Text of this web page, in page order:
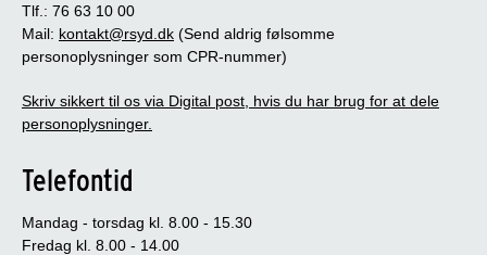
Tlf.: 76 63 10 00
Mail: kontakt@rsyd.dk (Send aldrig følsomme
personoplysninger som CPR-nummer)
Skriv sikkert til os via Digital post, hvis du har brug for at dele
personoplysninger.
Telefontid
Mandag - torsdag kl. 8.00 - 15.30
Fredag kl. 8.00 - 14.00